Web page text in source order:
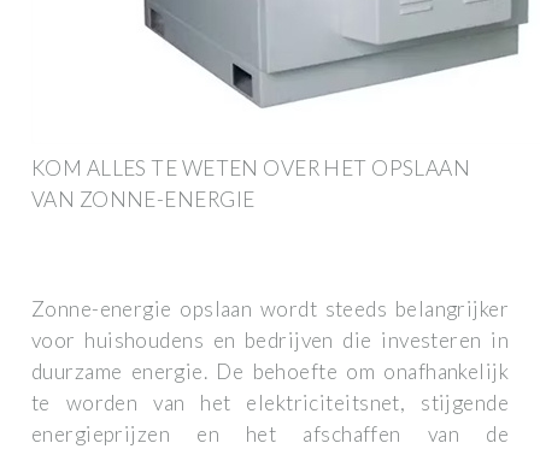
KOM ALLES TE WETEN OVER HET OPSLAAN
VAN ZONNE-ENERGIE
Zonne-energie opslaan wordt steeds belangrijker
voor huishoudens en bedrijven die investeren in
duurzame energie. De behoefte om onafhankelijk
te worden van het elektriciteitsnet, stijgende
energieprijzen en het afschaffen van de